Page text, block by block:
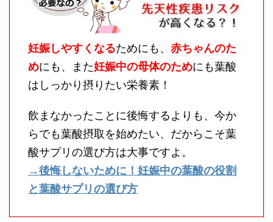
妊娠しやすくなるためにも、 赤ちゃんのた
めにも、また妊娠中の母体のためにも葉酸
はしっかり摂りたい栄養素！
飲まなかったことに後悔するよりも、今か
らでも葉酸摂取を始めたい、だからこそ葉
酸サプリの選び方は大事ですよ。
→後悔しないために！妊娠中の葉酸の役割
と葉酸サプリの選び方